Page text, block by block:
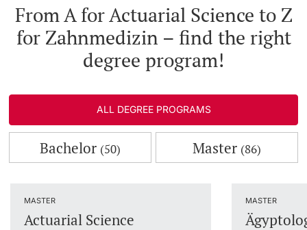
Lecturers
Semester Registration
Dates
Documents & Verification
Welcome to the University of Basel
Mobility
Course Auditors
From A for Actuarial Science to Z
for Zahnmedizin – find the right
degree program!
ALL DEGREE PROGRAMS
Bachelor (50) Master (86)
MASTER
Actuarial Science
MASTER